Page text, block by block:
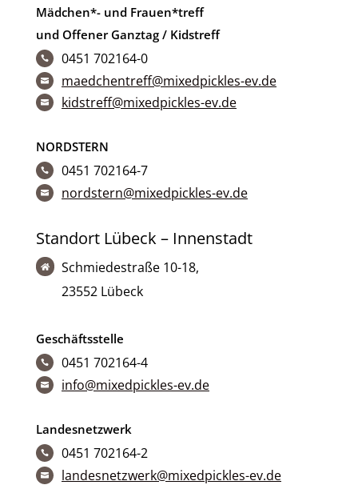
Mädchen*- und Frauen*treff
und Offener Ganztag / Kidstreff
 0451 702164-0
 maedchentreff@mixedpickles-ev.de
 kidstreff@mixedpickles-ev.de
NORDSTERN
 0451 702164-7
 nordstern@mixedpickles-ev.de
Standort Lübeck – Innenstadt

Schmiedestraße 10-18,
23552 Lübeck
Geschäftsstelle
 0451 702164-4
 info@mixedpickles-ev.de
Landesnetzwerk
 0451 702164-2
 landesnetzwerk@mixedpickles-ev.de